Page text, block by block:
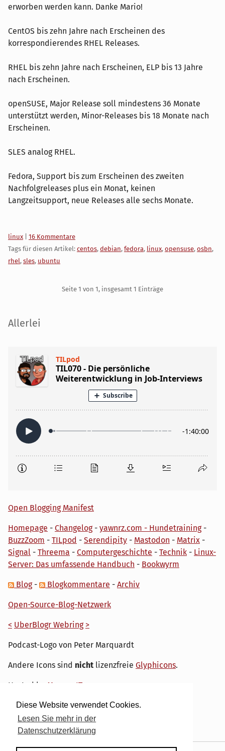
Diese Website verwendet Cookies.
Lesen Sie mehr in der
Datenschutzerklärung
erworben werden kann. Danke Mario!
CentOS bis zehn Jahre nach Erscheinen des
korrespondierendes RHEL Releases.
RHEL bis zehn Jahre nach Erscheinen, ELP bis 13 Jahre
nach Erscheinen.
openSUSE, Major Release soll mindestens 36 Monate
unterstützt werden, Minor-Releases bis 18 Monate nach
Erscheinen.
SLES analog RHEL.
Fedora, Support bis zum Erscheinen des zweiten
Nachfolgreleases plus ein Monat, keinen
Langzeitsupport, neue Releases alle sechs Monate.
Kategorien:
linux
16 Kommentare
Tags für diesen Artikel: centos, debian, fedora, linux, opensuse, osbn,
rhel, sles, ubuntu
Seite 1 von 1, insgesamt 1 Einträge
Seitenleiste
Allerlei
Open Blogging Manifest
Homepage - Changelog- yawnrz.com - Hundetraining-
BuzzZoom - TILpod - Serendipity - Mastodon - Matrix -
Signal - Threema - Computergeschichte - Technik - Linux-
Server: Das umfassende Handbuch - Bookwyrm
Blog- Blogkommentare - Archiv
Open-Source-Blog-Netzwerk
< UberBlogr Webring >
Podcast-Logo von Peter Marquardt
Andere Icons sind nicht lizenzfreie Glyphicons.
Hosted by My own IT.